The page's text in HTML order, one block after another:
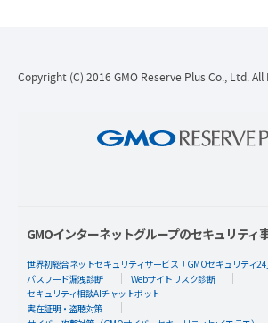
Copyright (C) 2016 GMO Reserve Plus Co., Ltd. All
GMOインターネットグループのセキュリティ
世界初総合ネットセキュリティサービス「GMOセキュリティ24
パスワード漏洩診断
Webサイトリスク診断
セキュリティ相談AIチャットボット
実在証明・盗聴対策